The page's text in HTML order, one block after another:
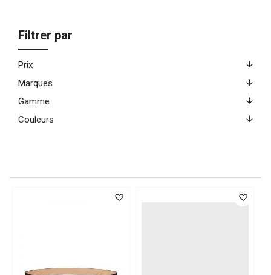
Filtrer par
Prix
Marques
Gamme
Couleurs